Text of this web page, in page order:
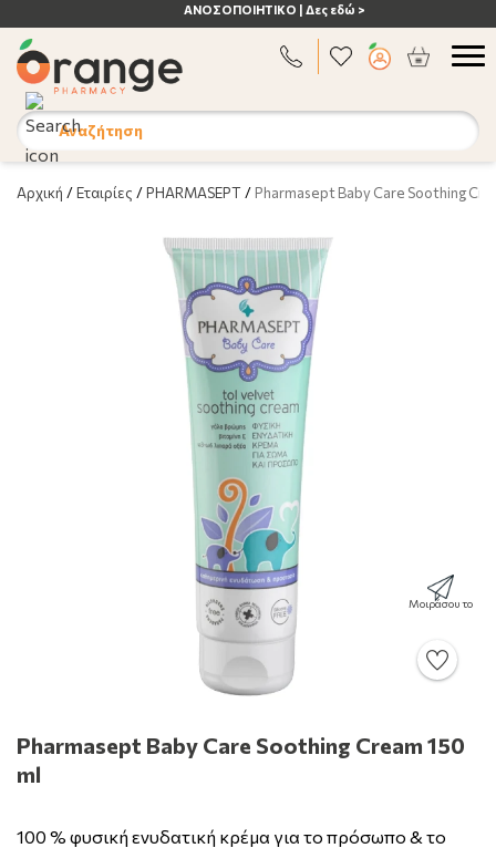
ΑΝΟΣΟΠΟΙΗΤΙΚΟ | Δες εδώ >
Αναζήτηση
Αρχική /Εταιρίες /PHARMASEPT / Pharmasept Baby Care Soothing
Μοιράσου το
Pharmasept Baby Care Soothing Cream 150
ml
100 % φυσική ενυδατική κρέμα για το πρόσωπο & το